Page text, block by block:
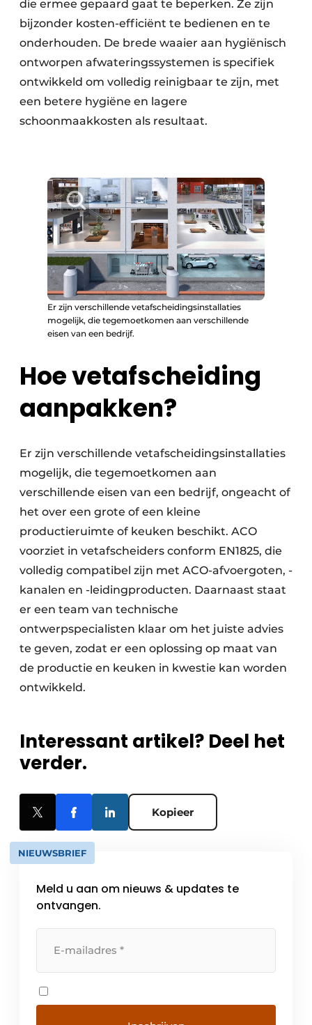
die ermee gepaard gaat te beperken. Ze zijn
bijzonder kosten-efficiënt te bedienen en te
onderhouden. De brede waaier aan hygiënisch
ontworpen afwateringssystemen is specifiek
ontwikkeld om volledig reinigbaar te zijn, met
een betere hygiëne en lagere
schoonmaakkosten als resultaat.
Er zijn verschillende vetafscheidingsinstallaties
mogelijk, die tegemoetkomen aan verschillende
eisen van een bedrijf.
Hoe vetafscheiding
aanpakken?
Er zijn verschillende vetafscheidingsinstallaties
mogelijk, die tegemoetkomen aan
verschillende eisen van een bedrijf, ongeacht of
het over een grote of een kleine
productieruimte of keuken beschikt. ACO
voorziet in vetafscheiders conform EN1825, die
volledig compatibel zijn met ACO-afvoergoten, -
kanalen en -leidingproducten. Daarnaast staat
er een team van technische
ontwerpspecialisten klaar om het juiste advies
te geven, zodat er een oplossing op maat van
de productie en keuken in kwestie kan worden
ontwikkeld.
Interessant artikel? Deel het
verder.
Kopieer
NIEUWSBRIEF
Meld u aan om nieuws & updates te
ontvangen.